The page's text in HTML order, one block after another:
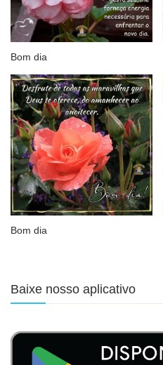
Bom dia
Bom dia
Baixe nosso aplicativo